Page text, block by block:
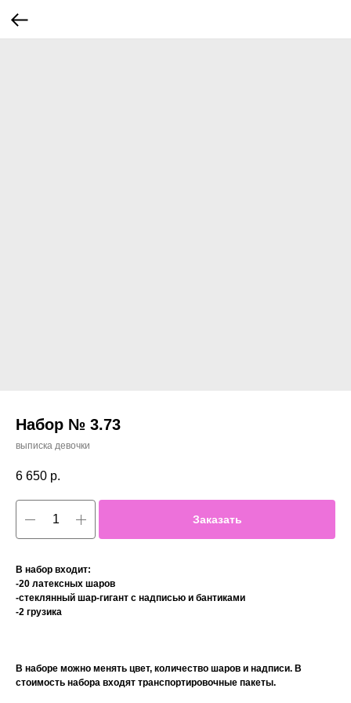
Набор № 3.73
выписка девочки
6 650 р.
Заказать
В набор входит:
-20 латексных шаров
-стеклянный шар-гигант с надписью и бантиками
-2 грузика
В наборе можно менять цвет, количество шаров и надписи. В
стоимость набора входят транспортировочные пакеты.